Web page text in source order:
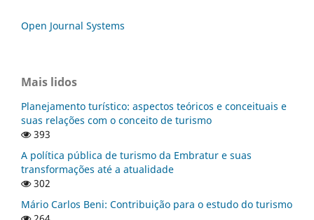
Open Journal Systems
Mais lidos
Planejamento turístico: aspectos teóricos e conceituais e
suas relações com o conceito de turismo
393
A política pública de turismo da Embratur e suas
transformações até a atualidade
302
Mário Carlos Beni: Contribuição para o estudo do turismo